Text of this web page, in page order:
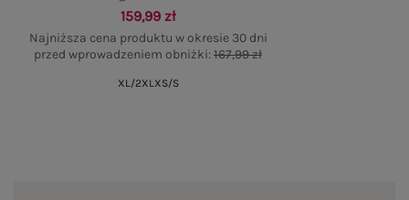
159,99 zł
Najniższa cena produktu w okresie 30 dni
przed wprowadzeniem obniżki:167,99 zł
XL/2XLXS/S